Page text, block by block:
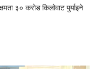
३० करोड किलोवाट पुर्याइने